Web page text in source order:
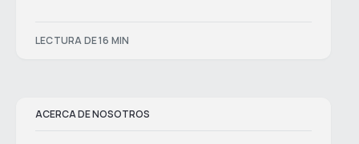
LECTURA DE 16 MIN
ACERCA DE NOSOTROS